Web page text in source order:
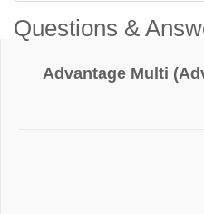
Questions &
Advantage Multi